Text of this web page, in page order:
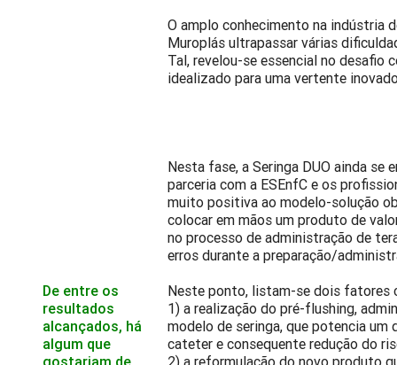
O amplo conhecimento na indústria
Muroplás ultrapassar várias
Tal, revelou-se essencial no desafio
idealizado para uma vertente
De entre os
resultados
alcançados, há
algum que
Nesta fase, a Seringa DUO ainda se
parceria com a ESEnfC e os
muito positiva ao modelo-solução
colocar em mãos um produto de
no processo de administração de
erros durante a preparação/
Neste ponto, listam-se dois fatores
1) a realização do pré-flushing,
modelo de seringa, que potencia um
cateter e consequente redução do